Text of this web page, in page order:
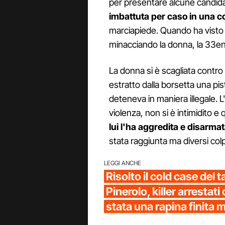
per presentare alcune
imbattuta per caso in una
marciapiede. Quando ha
minacciando la donna, la
La donna si è scagliata
estratto dalla borsetta una
deteneva in maniera illegale.
violenza, non si è intimidito e
lui l'ha aggredita e
stata raggiunta ma diversi
LEGGI ANCHE
Risolto il cold case del
Pinerolo, killer arrestati
stata una rapina finita